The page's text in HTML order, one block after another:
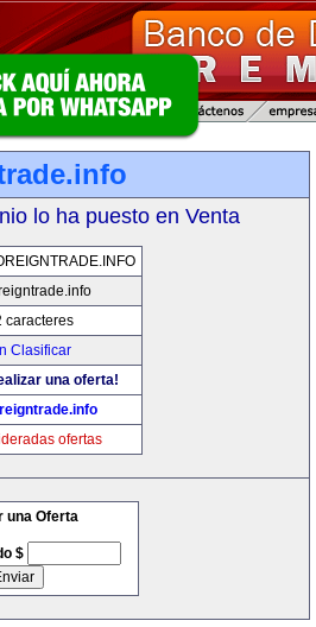
lo ha puesto en Venta
caracteres
Clasificar
una oferta!
ofertas
una Oferta
$